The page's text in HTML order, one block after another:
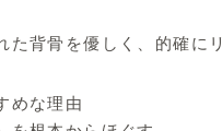
背骨を優しく、的確に
めな理由